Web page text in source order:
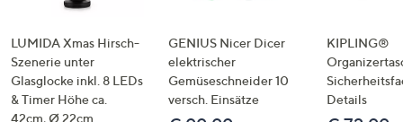
LUMIDA Xmas Hirsch-
Szenerie unter
Glasglocke inkl. 8 LEDs
& Timer Höhe ca.
42cm, Ø 22cm
GENIUS Nicer Dicer
elektrischer
Gemüseschneider 10
versch. Einsätze
KIPLING®
Details